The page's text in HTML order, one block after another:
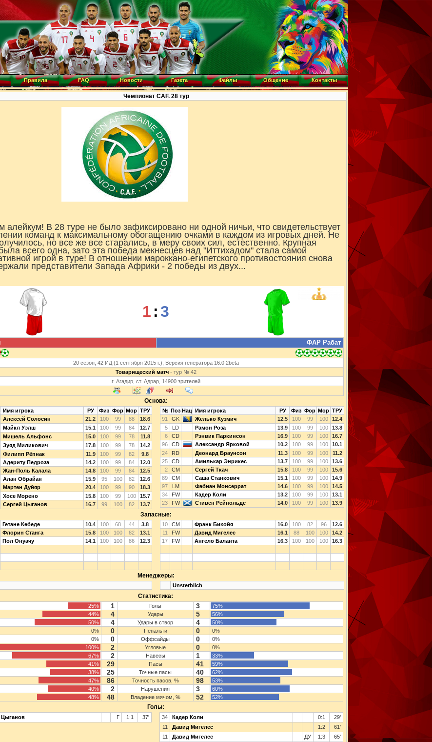
Правила FAQ Новости Газета Файлы Общение Контакты
Чемпионат CAF. 28 тур
алейкум! В 28 туре не было зафиксировано ни одной ничьи, что свидетельствует
команд к максимальному обогащению очками в каждом из игровых дней. Не
но все же все старались, в меру своих сил, естественно. Крупная
всего одна, зато эта победа мекнесцев над "Иттихадом" стала самой
игрой в туре! В отношении мароккано-египетского противостояния снова
представители Запада Африки - 2 победы из двух...
1 : 3
ФАР Рабат
20 сезон, 42 ИД (1 сентября 2015 г.), Версия генератора 16.0.2beta
Товарищеский матч - тур № 42
г. Агадир, ст. Адрар, 14900 зрителей
Основа:
Имя игрока РУ Физ Фор Мор ТРУ
Алексей Солосин 21.2 100 99 88
18.6
Майкл Уэлш 15.1 100 99 84
12.7
Мишель Альфонс 15.0 100 99 78
11.8
Зуяд Миликович 17.8 100 99 78
14.2
Филипп Рёпнак 11.9 100 99 82
9.8
Адериту Педроза 14.2 100 99 84
12.0
Жан-Поль Калала 14.8 100 99 84
12.5
Алан Обрайан 15.9 95 100 82
12.6
Мартен Дуйяр 20.4 100 99 90
18.3
Хосе Морено 15.8 100 99 100
15.7
Сергей Цыганов 16.7 99 100 82 13.7
№ Поз Нац Имя игрока РУ Физ Фор Мор ТРУ
91
GK Желько Кузмич 12.5 100 99 100
12.4
5
LD Рамон Роза 13.9 100 99 100
13.8
6
CD Рэнвик Паркинсон 16.9 100 99 100
16.7
96
CD Александр Ярковой 10.2 100 99 100
10.1
24
RD Деонард Браунсон 11.3 100 99 100
11.2
25
CD Амилькар Энрикес 13.7 100 99 100
13.6
2
CM Сергей Ткач 15.8 100 99 100
15.6
89
CM Саша Станкович 15.1 100 99 100
14.9
97
LM Фабиан Монсеррат 14.6 100 99 100
14.5
34
FW Кадер Коли 13.2 100 99 100
13.1
23
FW Стивен Рейнольдс 14.0 100 99 100 13.9
Запасные:
Гетане Кебеде 10.4 100 68 44
3.8
Флорин Станга 15.8 100 100 82
13.1
Пол Онуачу 14.1 100 100 86 12.3
10 CM Франк Бикойя 16.0 100 82 96
12.6
11
FW Давид Мигелес 16.1 88 100 100
14.2
17
FW Ангело Баланта 16.3 100 100 100 16.3
Менеджеры:
Unsterblich
Статистика:
25% 1 Голы 3
75%
44%
4 Удары 5
56%
50%
4 Удары в створ 4
50%
0%
0 Пенальти 0
0%
0%
0 Оффсайды 0
0%
100%
2 Угловые 0
0%
67%
2 Навесы 1
33%
41%
29 Пасы 41
59%
38%
25 Точные пасы 40
62%
47%
86 Точность пасов, % 98
53%
40%
2 Нарушения 3
60%
48%
48 Владение мячом, % 52 52%
Голы:
Цыганов Г 1:1 37' 34 Кадер Коли 0:1
29'
11
Давид Мигелес 1:2
61'
11
Давид Мигелес ДУ 1:3 65'